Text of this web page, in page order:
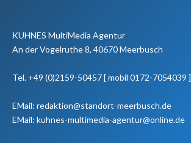
KUHNES MultiMedia Agentur
An der Vogelruthe 8, 40670 Meerbusch
Tel. +49 (0)2159-50457 [ mobil 0172-7054039 ]
EMail: redaktion@standort-meerbusch.de
EMail: kuhnes-multimedia-agentur@online.de